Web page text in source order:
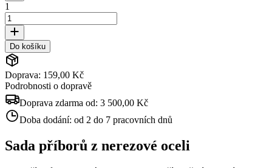
1
Do košíku
Doprava: 159,00 Kč
Podrobnosti o dopravě
Doprava zdarma od: 3 500,00 Kč
Doba dodání: od 2 do 7 pracovních dnů
Sada příborů z nerezové oceli